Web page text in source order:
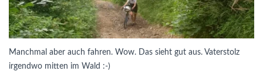
Manchmal aber auch fahren. Wow. Das sieht gut aus. Vaterstolz
irgendwo mitten im Wald :-)